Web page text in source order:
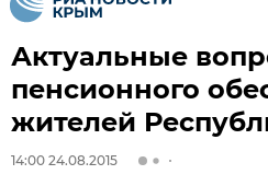
Актуальные
пенсионного
жителей
14:00 24.08.2015